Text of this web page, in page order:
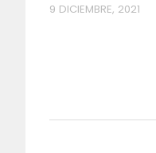
9 DICIEMBRE, 2021